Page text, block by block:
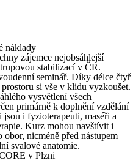
náklady
zájemce nejobsáhlejší
stabilizací v ČR.
seminář. Díky délce čtyř
si vše v klidu vyzkoušet.
vysvětlení všech
primárně k doplnění vzdělání
i fyzioterapeuti, maséři a
Kurz mohou navštívit i
nicméně před nástupem
svalové anatomie.
v Plzni